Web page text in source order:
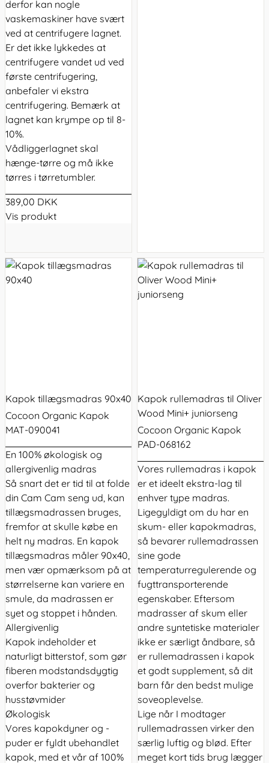
derfor kan nogle
vaskemaskiner have svært
ved at centrifugere lagnet.
Er det ikke lykkedes at
centrifugere vandet ud ved
første centrifugering,
anbefaler vi ekstra
centrifugering. Bemærk at
lagnet kan krympe op til 8-
10%.
Vådliggerlagnet skal
hænge-tørre og må ikke
tørres i tørretumbler.
389,00 DKK
Vis produkt
Kapok tillægsmadras 90x40
Cocoon Organic Kapok
MAT-090041
En 100% økologisk og
allergivenlig madras
Så snart det er tid til at folde
din Cam Cam seng ud, kan
tillægsmadrassen bruges,
fremfor at skulle købe en
helt ny madras. En kapok
tillægsmadras måler 90x40,
men vær opmærksom på at
størrelserne kan variere en
smule, da madrassen er
syet og stoppet i hånden.
Allergivenlig
Kapok indeholder et
naturligt bitterstof, som gør
fiberen modstandsdygtig
overfor bakterier og
husstøvmider
Økologisk
Vores kapokdyner og -
puder er fyldt ubehandlet
kapok, med et vår af 100%
Kapok rullemadras til Oliver
Wood Mini+ juniorseng
Cocoon Organic Kapok
PAD-068162
Vores rullemadras i kapok
er et ideelt ekstra-lag til
enhver type madras.
Ligegyldigt om du har en
skum- eller kapokmadras,
så bevarer rullemadrassen
sine gode
temperaturregulerende og
fugttransporterende
egenskaber. Eftersom
madrasser af skum eller
andre syntetiske materialer
ikke er særligt åndbare, så
er rullemadrassen i kapok
et godt supplement, så dit
barn får den bedst mulige
soveoplevelse.
Lige når I modtager
rullemadrassen virker den
særlig luftig og blød. Efter
meget kort tids brug lægger